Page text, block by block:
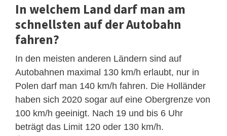
In welchem Land darf man am
schnellsten auf der Autobahn
fahren?
In den meisten anderen Ländern sind auf
Autobahnen maximal 130 km/h erlaubt, nur in
Polen darf man 140 km/h fahren. Die Holländer
haben sich 2020 sogar auf eine Obergrenze von
100 km/h geeinigt. Nach 19 und bis 6 Uhr
beträgt das Limit 120 oder 130 km/h.